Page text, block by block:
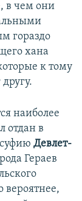
в чем они
гораздо
хана
к тому
наиболее
отдан в
Девлет-
Гераев
вероятнее,